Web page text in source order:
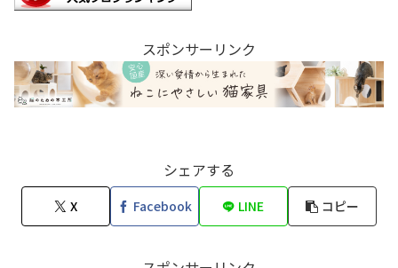
スポンサーリンク
シェアする
X Facebook LINE コピー